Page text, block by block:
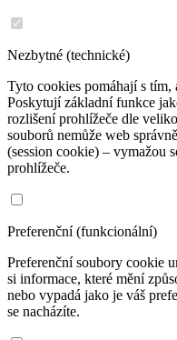
Nezbytné (technické)
Tyto cookies pomáhají s
Poskytují základní funkce
rozlišení prohlížeče dle
souborů nemůže web
(session cookie) – vymažou
prohlížeče.
Preferenční (funkcionální)
Preferenční soubory cookie
si informace, které mění
nebo vypadá jako je váš
se nacházíte.